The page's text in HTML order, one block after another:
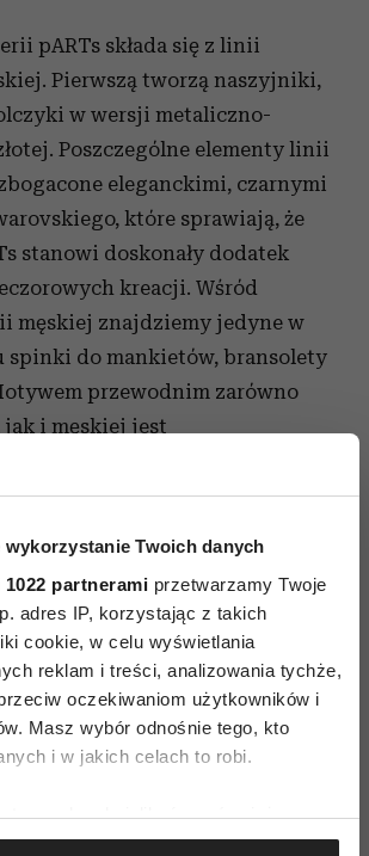
Twoich danych
1022 partnerami przetwarzamy Twoje
adres IP, korzystając z takich
cookie, w celu wyświetlania
reklam i treści, analizowania tychże,
oczekiwaniom użytkowników i
Masz wybór odnośnie tego, kto
i w jakich celach to robi.
to zgodę, chcielibyśmy również:
dane dotyczące Twojej lokalizacji
pARTs składa się z linii
Pierwszą tworzą naszyjniki,
w wersji metaliczno-
Poszczególne elementy linii
eleganckimi, czarnymi
które sprawiają, że
stanowi doskonały dodatek
kreacji. Wśród
męskiej znajdziemy jedyne w
spinki do mankietów, bransolety
przewodnim zarówno
i męskiej jest
zieleń, która podkreśla
kolekcji. Każdy element
Biżuteria pARTs jest
września br. w Salonie Volvo
ul. Kaliskiej 26 w Poznaniu